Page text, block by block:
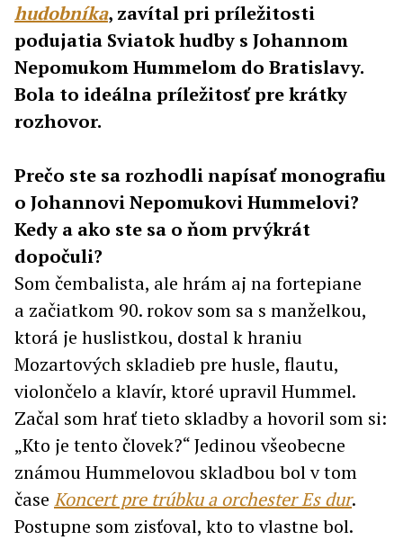
hudobníka, zavítal pri príležitosti
podujatia Sviatok hudby s Johannom
Nepomukom Hummelom do Bratislavy.
Bola to ideálna príležitosť pre krátky
rozhovor.
Prečo ste sa rozhodli napísať monografiu
o Johannovi Nepomukovi Hummelovi?
Kedy a ako ste sa o ňom prvýkrát
dopočuli?
Som čembalista, ale hrám aj na fortepiane
a začiatkom 90. rokov som sa s manželkou,
ktorá je huslistkou, dostal k hraniu
Mozartových skladieb pre husle, flautu,
violončelo a klavír, ktoré upravil Hummel.
Začal som hrať tieto skladby a hovoril som si:
„Kto je tento človek?“ Jedinou všeobecne
známou Hummelovou skladbou bol v tom
čase Koncert pre trúbku a orchester Es dur.
Postupne som zisťoval, kto to vlastne bol.